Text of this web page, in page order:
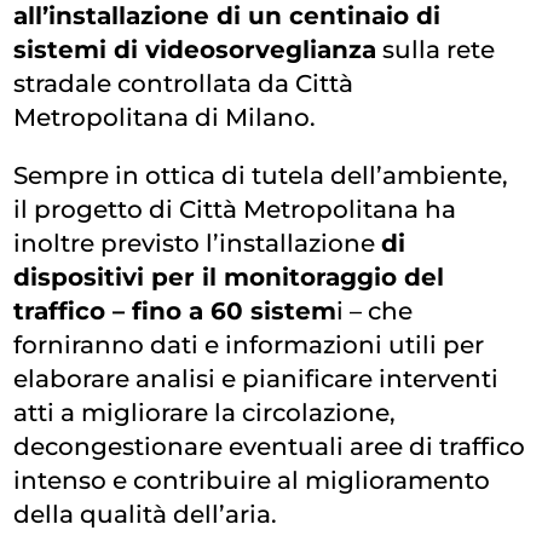
all’installazione di un centinaio di
sistemi di videosorveglianza sulla rete
stradale controllata da Città
Metropolitana di Milano.
Sempre in ottica di tutela dell’ambiente,
il progetto di Città Metropolitana ha
inoltre previsto l’installazionedi
dispositivi per il monitoraggio del
traffico – fino a 60 sistemi – che
forniranno dati e informazioni utili per
elaborare analisi e pianificare interventi
atti a migliorare la circolazione,
decongestionare eventuali aree di traffico
intenso e contribuire al miglioramento
della qualità dell’aria.